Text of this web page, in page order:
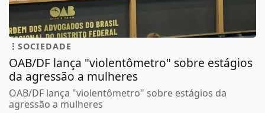
SOCIEDADE
OAB/DF lança "violentômetro" sobre estágios
da agressão a mulheres
OAB/DF lança "violentômetro" sobre estágios da
agressão a mulheres